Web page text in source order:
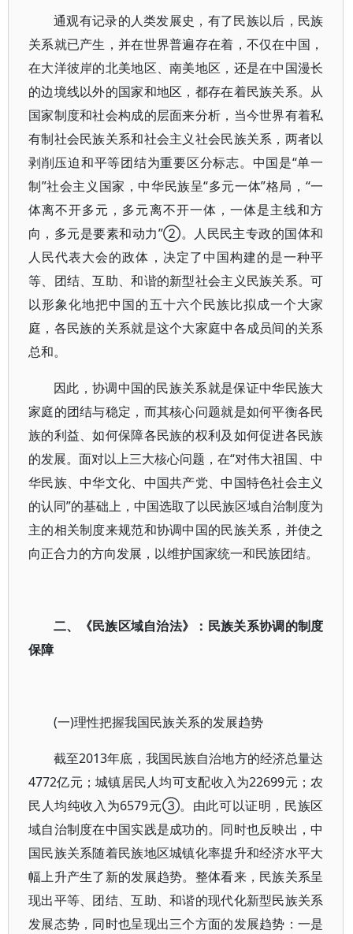
通观有记录的人类发展史，有了民族以后，民族
关系就已产生，并在世界普遍存在着，不仅在中国，
在大洋彼岸的北美地区、南美地区，还是在中国漫长
的边境线以外的国家和地区，都存在着民族关系。从
国家制度和社会构成的层面来分析，当今世界有着私
有制社会民族关系和社会主义社会民族关系，两者以
剥削压迫和平等团结为重要区分标志。中国是“单一
制”社会主义国家，中华民族呈“多元一体”格局，“一
体离不开多元，多元离不开一体，一体是主线和方
向，多元是要素和动力”②。人民民主专政的国体和
人民代表大会的政体，决定了中国构建的是一种平
等、团结、互助、和谐的新型社会主义民族关系。可
以形象化地把中国的五十六个民族比拟成一个大家
庭，各民族的关系就是这个大家庭中各成员间的关系
总和。
因此，协调中国的民族关系就是保证中华民族大
家庭的团结与稳定，而其核心问题就是如何平衡各民
族的利益、如何保障各民族的权利及如何促进各民族
的发展。面对以上三大核心问题，在“对伟大祖国、中
华民族、中华文化、中国共产党、中国特色社会主义
的认同”的基础上，中国选取了以民族区域自治制度为
主的相关制度来规范和协调中国的民族关系，并使之
向正合力的方向发展，以维护国家统一和民族团结。
二、《民族区域自治法》：民族关系协调的制度
保障
(一)理性把握我国民族关系的发展趋势
截至2013年底，我国民族自治地方的经济总量达
4772亿元；城镇居民人均可支配收入为22699元；农
民人均纯收入为6579元③。由此可以证明，民族区
域自治制度在中国实践是成功的。同时也反映出，中
国民族关系随着民族地区城镇化率提升和经济水平大
幅上升产生了新的发展趋势。整体看来，民族关系呈
现出平等、团结、互助、和谐的现代化新型民族关系
发展态势，同时也呈现出三个方面的发展趋势：一是